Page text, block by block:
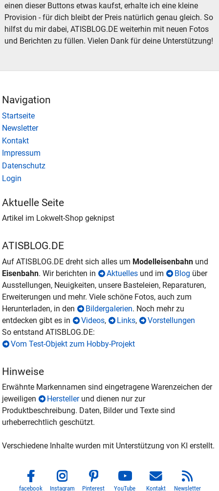
einen dieser Buttons etwas kaufst, erhalte ich eine kleine
Provision - für dich bleibt der Preis natürlich genau gleich. So
hilfst du mir dabei, ATISBLOG.DE weiterhin mit neuen Fotos
und Berichten zu füllen. Vielen Dank für deine Unterstützung!
Navigation
Startseite
Newsletter
Kontakt
Impressum
Datenschutz
Login
Aktuelle Seite
Artikel im Lokwelt-Shop geknipst
ATISBLOG.DE
Auf ATISBLOG.DE dreht sich alles um Modelleisenbahn und
Eisenbahn. Wir berichten in Aktuelles und im Blog über
Ausstellungen, Neuigkeiten, unsere Basteleien, Reparaturen,
Erweiterungen und mehr. Viele schöne Fotos, auch zum
Herunterladen, in den
Bildergalerien. Noch mehr zu
entdecken gibt es in
Videos, Links,
Vorstellungen
So entstand ATISBLOG.DE:
Vom Test-Objekt zum Hobby-Projekt
Hinweise
Erwähnte Markennamen sind eingetragene Warenzeichen der
jeweiligen
Herstellerund dienen nur zur
Produktbeschreibung. Daten, Bilder und Texte sind
urheberrechtlich geschützt.
Verschiedene Inhalte wurden mit Unterstützung von KI erstellt.
facebook Instagram Pinterest YouTube Kontakt Newsletter